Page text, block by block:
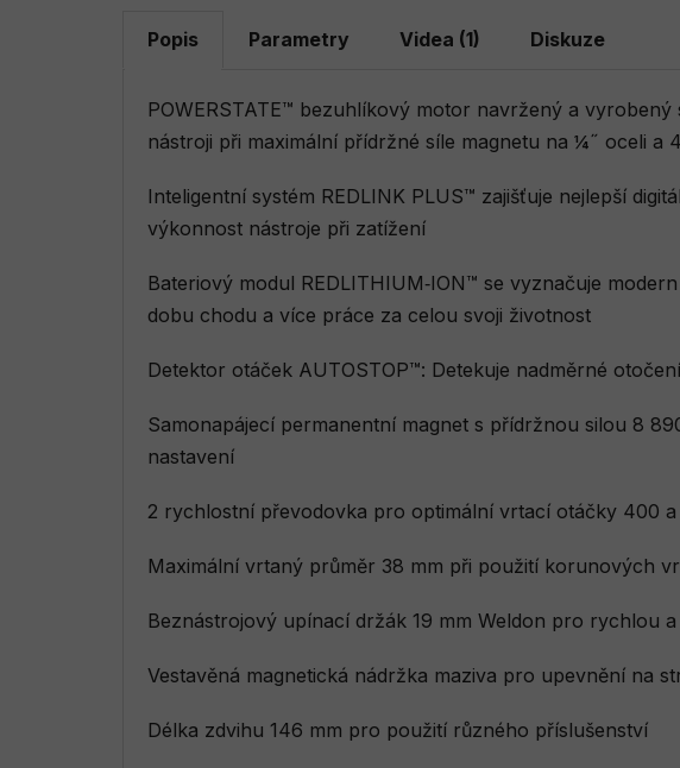
Popis Parametry Videa (1) Diskuze
POWERSTATE™ bezuhlíkový motor navržený a
nástroji při maximální přídržné síle magnetu na ¼˝ oceli
Inteligentní systém REDLINK PLUS™ zajišťuje nejlepší
výkonnost nástroje při zatížení
Bateriový modul REDLITHIUM‑ION™ se vyznačuje
dobu chodu a více práce za celou svoji životnost
Detektor otáček AUTOSTOP™: Detekuje nadměrné
Samonapájecí permanentní magnet s přídržnou silou 8
nastavení
2 rychlostní převodovka pro optimální vrtací otáčky 400
Maximální vrtaný průměr 38 mm při použití korunových
Beznástrojový upínací držák 19 mm Weldon pro rychlou
Vestavěná magnetická nádržka maziva pro upevnění na
Délka zdvihu 146 mm pro použití různého příslušenství